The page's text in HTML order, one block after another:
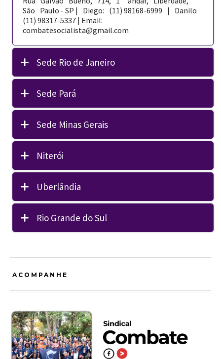
São Paulo - SP | Diego: (11) 98168-­6999 | Danilo
(11) 98317-5337 | Email:
combatesocialista@gmail.com
Sede Rio de Janeiro
Sede Pará
Sede Minas Gerais
Niterói
Uberlândia
Rio Grande do Sul
ACOMPANHE